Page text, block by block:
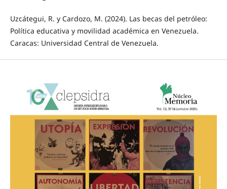
Uzcátegui, R. y Cardozo, M. (2024). Las becas del petróleo:
Política educativa y movilidad académica en Venezuela.
Caracas: Universidad Central de Venezuela.